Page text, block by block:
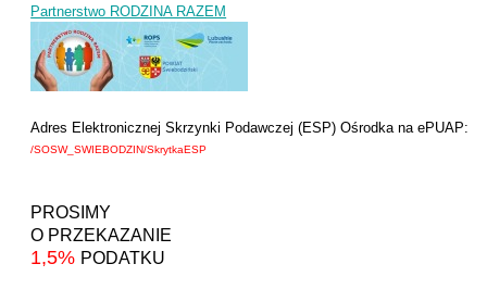
Partnerstwo RODZINA RAZEM
Adres Elektronicznej Skrzynki Podawczej (ESP) Ośrodka na ePUAP:
/SOSW_SWIEBODZIN/SkrytkaESP
PROSIMY
O PRZEKAZANIE
1,5% PODATKU